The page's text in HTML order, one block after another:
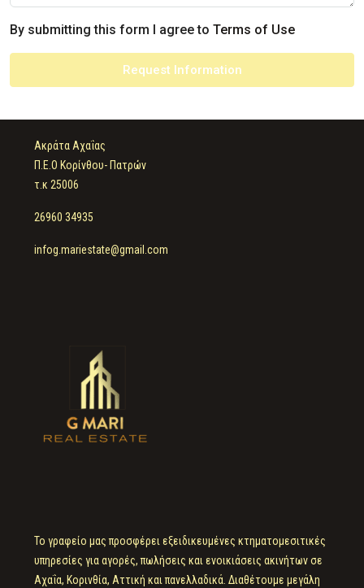
By submitting this form I agree to Terms of Use
Request Information
Ακράτα Αχαΐας
Π.Ε.Ο Κορίνθου- Πατρών
τ.κ 25006
26960 34935
infog.mariestate@gmail.com
Το γραφείο μας προσφέρει εξειδικευμένες κτηματομεσιτικές
υπηρεσίες για αγορές, πωλήσεις και ενοικιάσεις ακινήτων σε
Αχαΐα, Κορινθία, Αττική και πανελλαδικά. Διαθέτουμε μεγάλη